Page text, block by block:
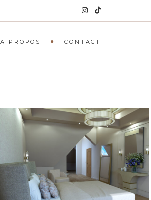
A PROPOS CONTACT